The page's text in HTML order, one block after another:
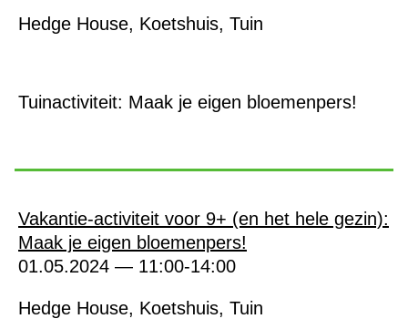
Hedge House, Koetshuis, Tuin
Tuinactiviteit: Maak je eigen bloemenpers!
Vakantie-activiteit voor 9+ (en het hele gezin):
Maak je eigen bloemenpers!
01.05.2024 — 11:00-14:00
Hedge House, Koetshuis, Tuin